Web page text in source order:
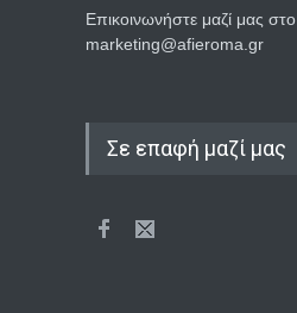
Επικοινωνήστε μαζί μας στο
marketing@afieroma.gr
Σε επαφή μαζί μας